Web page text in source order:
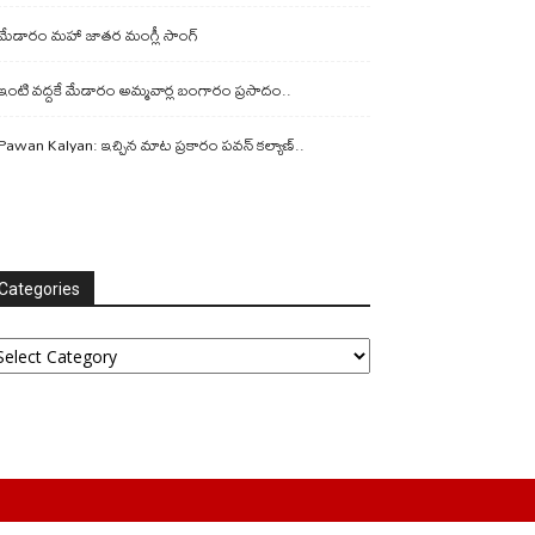
మహా జాతర మంగ్లీ సాంగ్
వద్దకే మేడారం అమ్మవార్ల బంగారం ప్రసాదం..
Kalyan: ఇచ్చిన మాట ప్రకారం పవన్ కల్యాణ్..